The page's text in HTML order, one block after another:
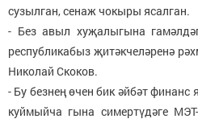
сузылган, сенаж чокыры ясалган.
- Без авыл хуҗалыгына
республикабыз җитәкчеләренә
Николай Скоков.
- Бу безнең өчен бик әйбәт финанс
куймыйча гына симертүдәге